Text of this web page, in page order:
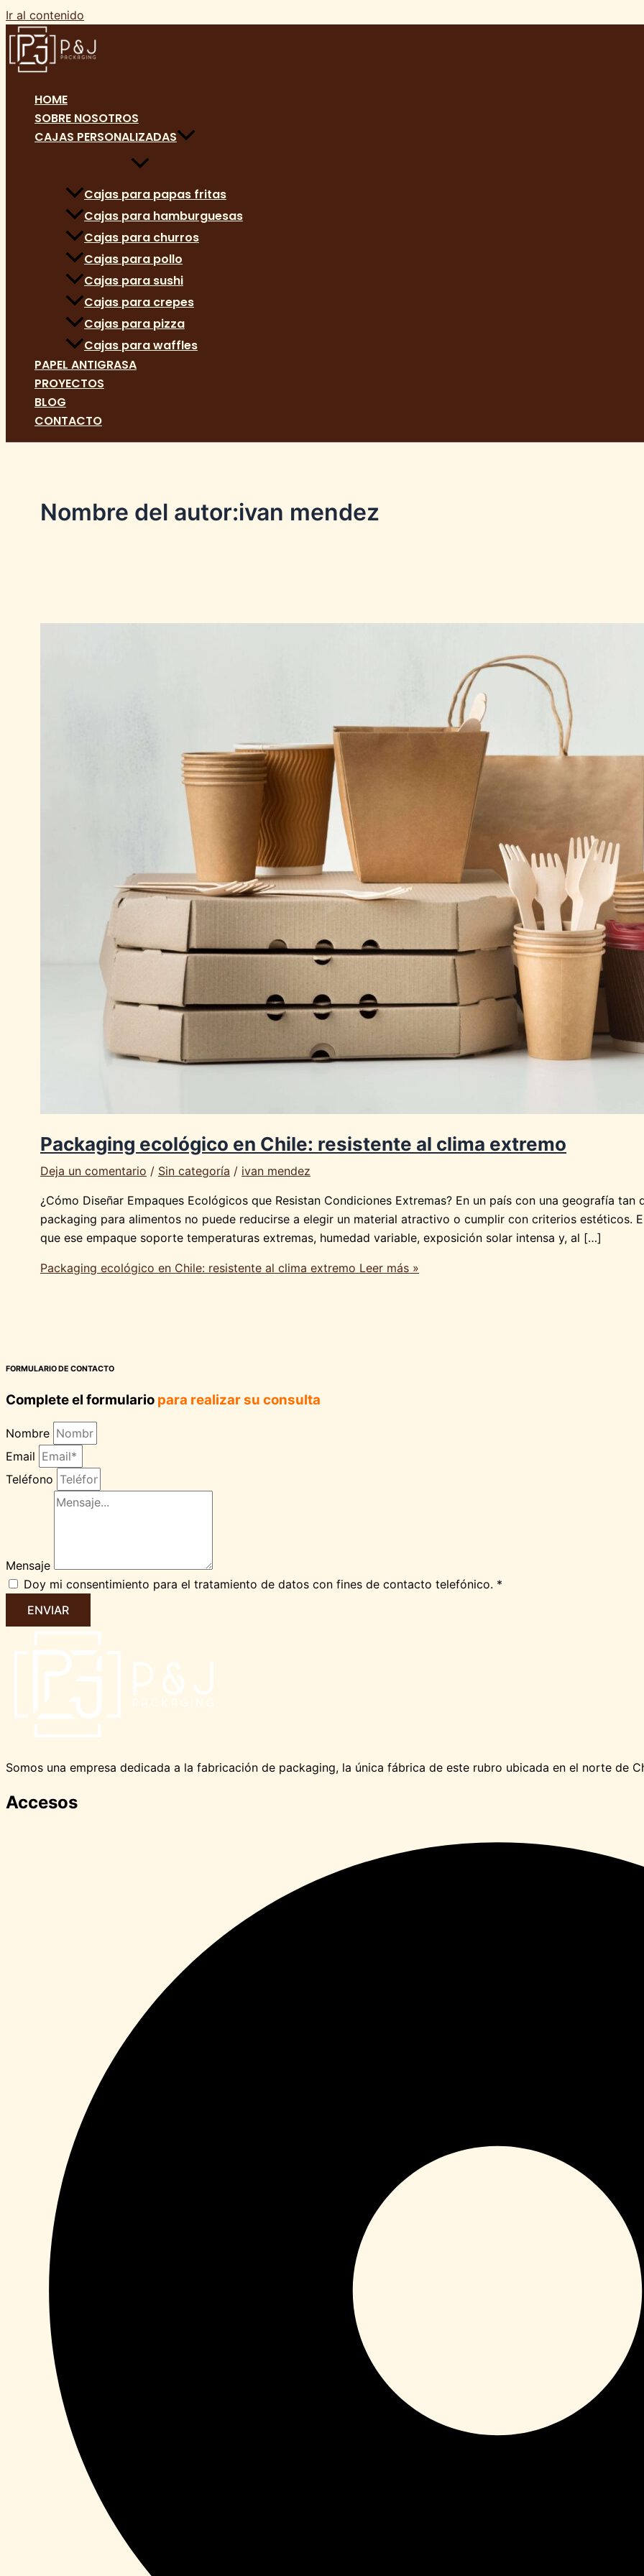
Ir al contenido
HOME
SOBRE NOSOTROS
CAJAS PERSONALIZADAS
Cajas para papas fritas
Cajas para hamburguesas
Cajas para churros
Cajas para pollo
Cajas para sushi
Cajas para crepes
Cajas para pizza
Cajas para waffles
PAPEL ANTIGRASA
PROYECTOS
BLOG
CONTACTO
Nombre del autor:ivan mendez
Packaging ecológico en Chile: resistente al clima extremo
Deja un comentario / Sin categoría / ivan mendez
¿Cómo Diseñar Empaques Ecológicos que Resistan Condiciones Extremas? En un país con una geografía tan
packaging para alimentos no puede reducirse a elegir un material atractivo o cumplir con criterios estéticos.
que ese empaque soporte temperaturas extremas, humedad variable, exposición solar intensa y, al […]
Packaging ecológico en Chile: resistente al clima extremo Leer más »
FORMULARIO DE CONTACTO
Complete el formulario para realizar su consulta
Nombre
Email
Teléfono
Mensaje
Doy mi consentimiento para el tratamiento de datos con fines de contacto telefónico. *
ENVIAR
Somos una empresa dedicada a la fabricación de packaging, la única fábrica de este rubro ubicada en el norte de
Accesos